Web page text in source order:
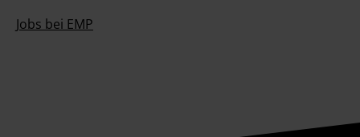
Jobs bei EMP